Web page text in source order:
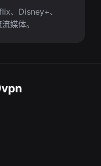
、Disney+、
媒体。